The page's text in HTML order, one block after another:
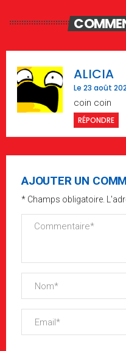
ALICIA
Le 23 août
coin coin
RÉPONDRE
AJOUTER UN
* Champs obligatoire.